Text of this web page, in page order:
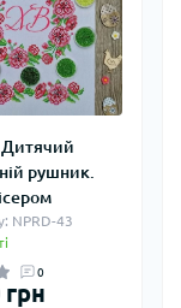
Дитячий
рушник.
NPRD-43
0
грн